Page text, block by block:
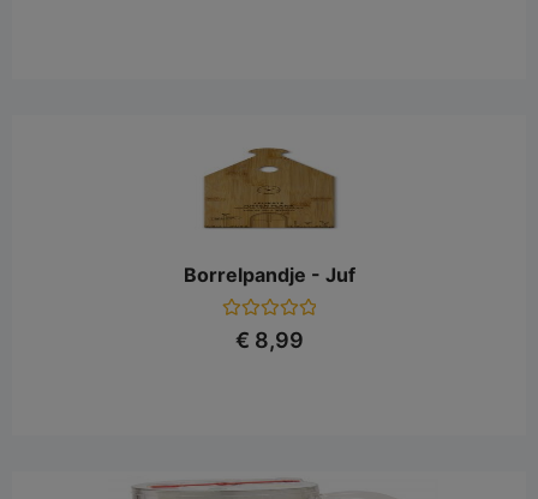
Borrelpandje - Juf
Gewaardeerd
€ 8,99